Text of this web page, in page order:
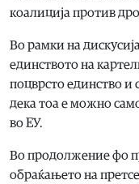
коалиција против
Во рамки на
единството на
поцврсто единство и
дека тоа е можно
во ЕУ.
Во продолжение фо
обраќањето на